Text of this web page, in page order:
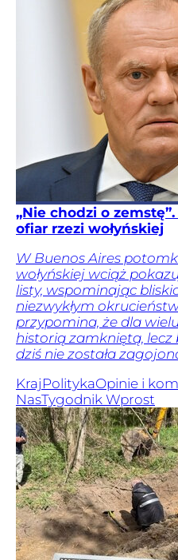
„Nie chodzi o
ofiar rzezi wołyńskiej
W Buenos Aires
wołyńskiej wciąż
listy, wspominając
niezwykłym
przypomina, że dla
historią zamkniętą,
dziś nie została
Kraj PolitykaOpinie i
NasTygodnik Wprost